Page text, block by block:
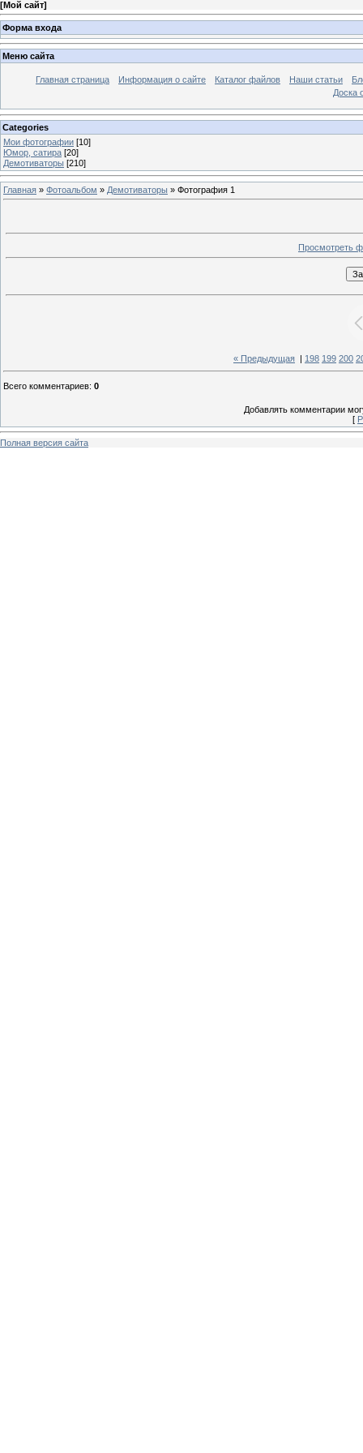
[Мой сайт]
Форма входа
Меню сайта
Главная страница Информация о сайте Каталог файлов Наши статьи
Доска
Categories
Мои фотографии [10]
Юмор, сатира [20]
Демотиваторы [210]
Главная » Фотоальбом » Демотиваторы » Фотография 1
Просмотреть
« Предыдущая 198 199 200
Всего комментариев: 0
Добавлять комментарии
[
Полная версия сайта